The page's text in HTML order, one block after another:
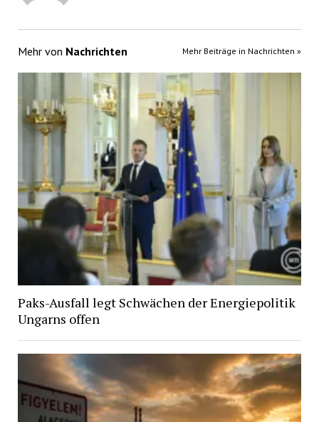
Mehr von Nachrichten Mehr Beiträge in Nachrichten »
Paks-Ausfall legt Schwächen der Energiepolitik
Ungarns offen